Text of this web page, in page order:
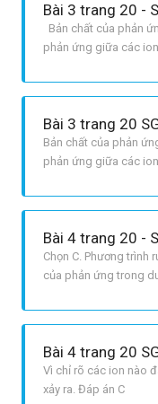
Bài 3 trang 20 -
Bản chất của phản
phản ứng giữa các
CuOH2 downarrow +
Bài 3 trang 20
Bản chất của phản
phản ứng giữa các
Bài 4 trang 20 -
Chọn C. Phương trình
của phản ứng trong
Bài 4 trang 20
Vì chỉ rõ các ion nào
xảy ra. Đáp án C